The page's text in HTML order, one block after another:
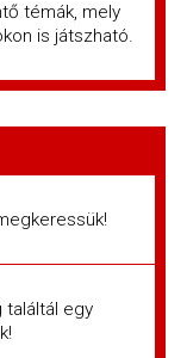
témák, mely
is játszható.
egy